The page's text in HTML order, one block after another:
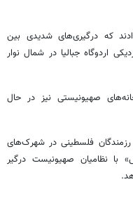
که درگیری‌های شدیدی بین
اردوگاه جبالیا در شمال نوار
صهیونیستی نیز در حال
رزمندگان فلسطینی در شهرک‌های
با نظامیان صهیونیست درگیر